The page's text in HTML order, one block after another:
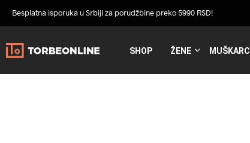
Besplatna isporuka u Srbiji za porudžbine preko 5990 RSD!
SHOP ŽENE MUŠKARCI